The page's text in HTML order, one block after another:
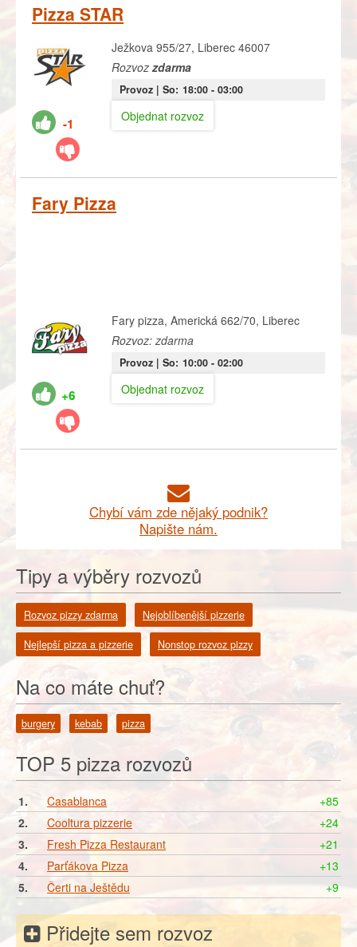
Pizza STAR
-1
Ježkova 955/27, Liberec 46007
Rozvoz zdarma
Provoz | So: 18:00- 03:00
Objednat rozvoz
Fary Pizza
+6
Fary pizza, Americká 662/70, Liberec
Rozvoz: zdarma
Provoz | So: 10:00- 02:00
Objednat rozvoz
Chybí vám zde nějaký podnik?
Napište nám.
Tipy a výběry rozvozů
Rozvoz pizzy zdarma Nejoblíbenější pizzerie
Nejlepší pizza a pizzerie Nonstop rozvoz pizzy
Na co máte chuť?
burgery kebab pizza
TOP 5 pizza rozvozů
1. Casablanca
+85
2.
Cooltura pizzerie
+24
3.
Fresh Pizza Restaurant
+21
4.
Parťákova Pizza
+13
5.
Čerti na Ještědu +9
Přidejte sem rozvoz